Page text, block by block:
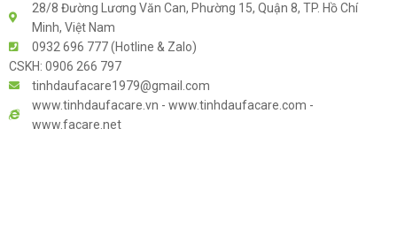
28/8 Đường Lương Văn Can, Phường 15, Quận 8, TP. Hồ Chí
Minh, Việt Nam
0932 696 777 (Hotline & Zalo)
CSKH: 0906 266 797
tinhdaufacare1979@gmail.com
www.tinhdaufacare.vn - www.tinhdaufacare.com -
www.facare.net